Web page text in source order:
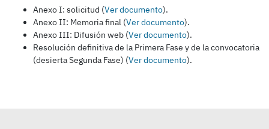
Anexo I: solicitud (Ver documento).
Anexo II: Memoria final (Ver documento).
Anexo III: Difusión web (Ver documento).
Resolución definitiva de la Primera Fase y de la convocatoria
(desierta Segunda Fase) (Ver documento).